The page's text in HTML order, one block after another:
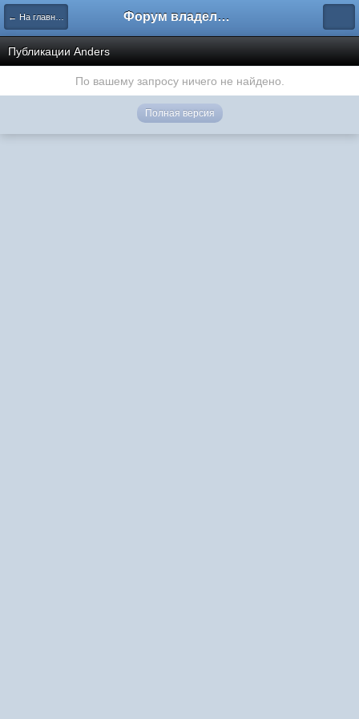
← На главную Форум владельцев интернет-магазинов
Публикации Anders
По вашему запросу ничего не найдено.
Полная версия